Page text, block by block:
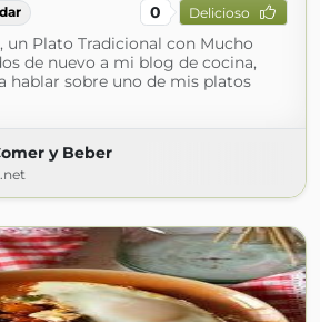
0 Delicioso
un Plato Tradicional con Mucho
de nuevo a mi blog de cocina,
hablar sobre uno de mis platos
y Beber